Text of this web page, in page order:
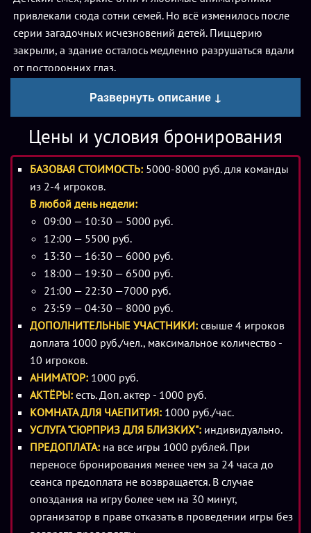
привлекали сюда сотни семей. Но всё изменилось после
серии загадочных исчезновений детей. Пиццерию
закрыли, а здание осталось медленно разрушаться вдали
от посторонних глаз.
Спустя много лет появились слухи, что внутри до сих пор
коридорах слышны шаги, а камеры наблюдения
фиксируют движение там, где никого не должно быть.
Некоторые уверены, что души пропавших детей навсегда
остались заперты внутри аниматроников. Другие считают,
что за всем стоит таинственная Марионетка, которая
хранит главную тайну этого места.
Недавно в сети появилось странное объявление о наборе
сотрудников в заброшенную пиццерию. Никто не знает,
кто его разместил. Но те, кто приходил на собеседование,
больше не выходили на связь.
Особенности:
- По мотивам культовой игры Five Nights at Freddy’s
- Искусственный интеллект, влияющий на ход игры
- Нелинейное прохождение и вариативный сюжет
- Мощная аудиосистема
- Иммерсивное световое шоу и спецэффекты
- Настоящие игровые автоматы, созданные специально
- От 3 персонажей, возможность добавить
дополнительного - 1000 рублей
Развернуть описание ↓
Цены и условия бронирования
БАЗОВАЯ СТОИМОСТЬ: 5000-8000 руб. для команды
из 2-4 игроков.
В любой день недели:
09:00 — 10:30 — 5000 руб.
12:00 — 5500 руб.
13:30 — 16:30 — 6000 руб.
18:00 — 19:30 — 6500 руб.
21:00 — 22:30 —7000 руб.
23:59 — 04:30 — 8000 руб.
ДОПОЛНИТЕЛЬНЫЕ УЧАСТНИКИ: свыше 4 игроков
доплата 1000 руб./чел., максимальное количество -
10 игроков.
АНИМАТОР: 1000 руб.
АКТЁРЫ: есть. Доп. актер - 1000 руб.
КОМНАТА ДЛЯ ЧАЕПИТИЯ: 1000 руб./час.
УСЛУГА "СЮРПРИЗ ДЛЯ БЛИЗКИХ": индивидуально.
ПРЕДОПЛАТА: на все игры 1000 рублей. При
переносе бронирования менее чем за 24 часа до
сеанса предоплата не возвращается. В случае
опоздания на игру более чем на 30 минут,
организатор в праве отказать в проведении игры без